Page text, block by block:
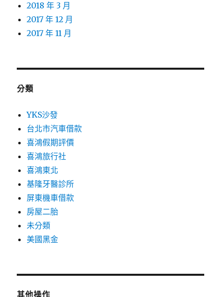
2018 年 3 月
2017 年 12 月
2017 年 11 月
分類
YKS沙發
台北市汽車借款
喜鴻假期評價
喜鴻旅行社
喜鴻東北
基隆牙醫診所
屏東機車借款
房屋二胎
未分類
美國黑金
其他操作